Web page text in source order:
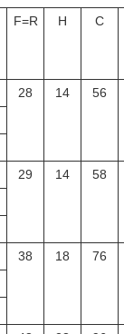
F=R H C
28 14 56
29 14 58
38 18 76